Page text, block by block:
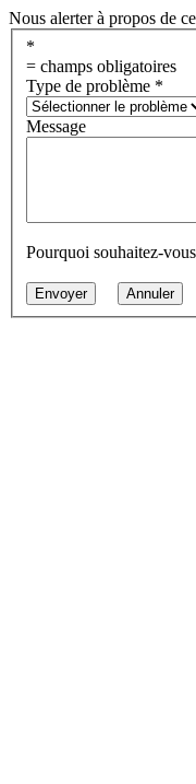
Nous alerter à propos de
*
= champs obligatoires
Type de problème *
Message
Pourquoi souhaitez-